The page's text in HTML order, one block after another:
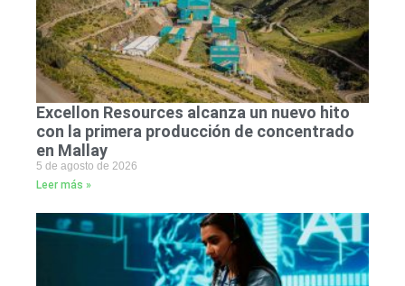
Excellon Resources alcanza un nuevo hito
con la primera producción de concentrado
en Mallay
5 de agosto de 2026
Leer más »